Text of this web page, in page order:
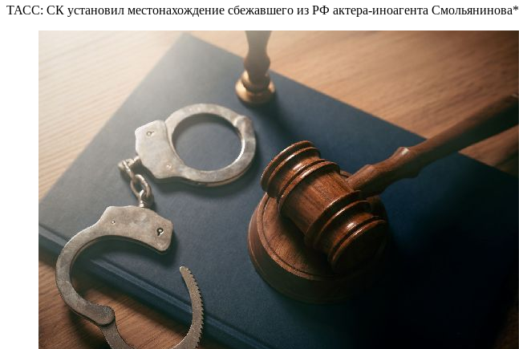
ТАСС: СК установил местонахождение сбежавшего из РФ актера-иноагента Смольянинова*